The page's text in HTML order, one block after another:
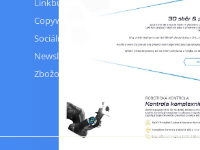
Linkbuilding
Copywriting
Sociální sítě
Newslettery
Zbožové porovnávače